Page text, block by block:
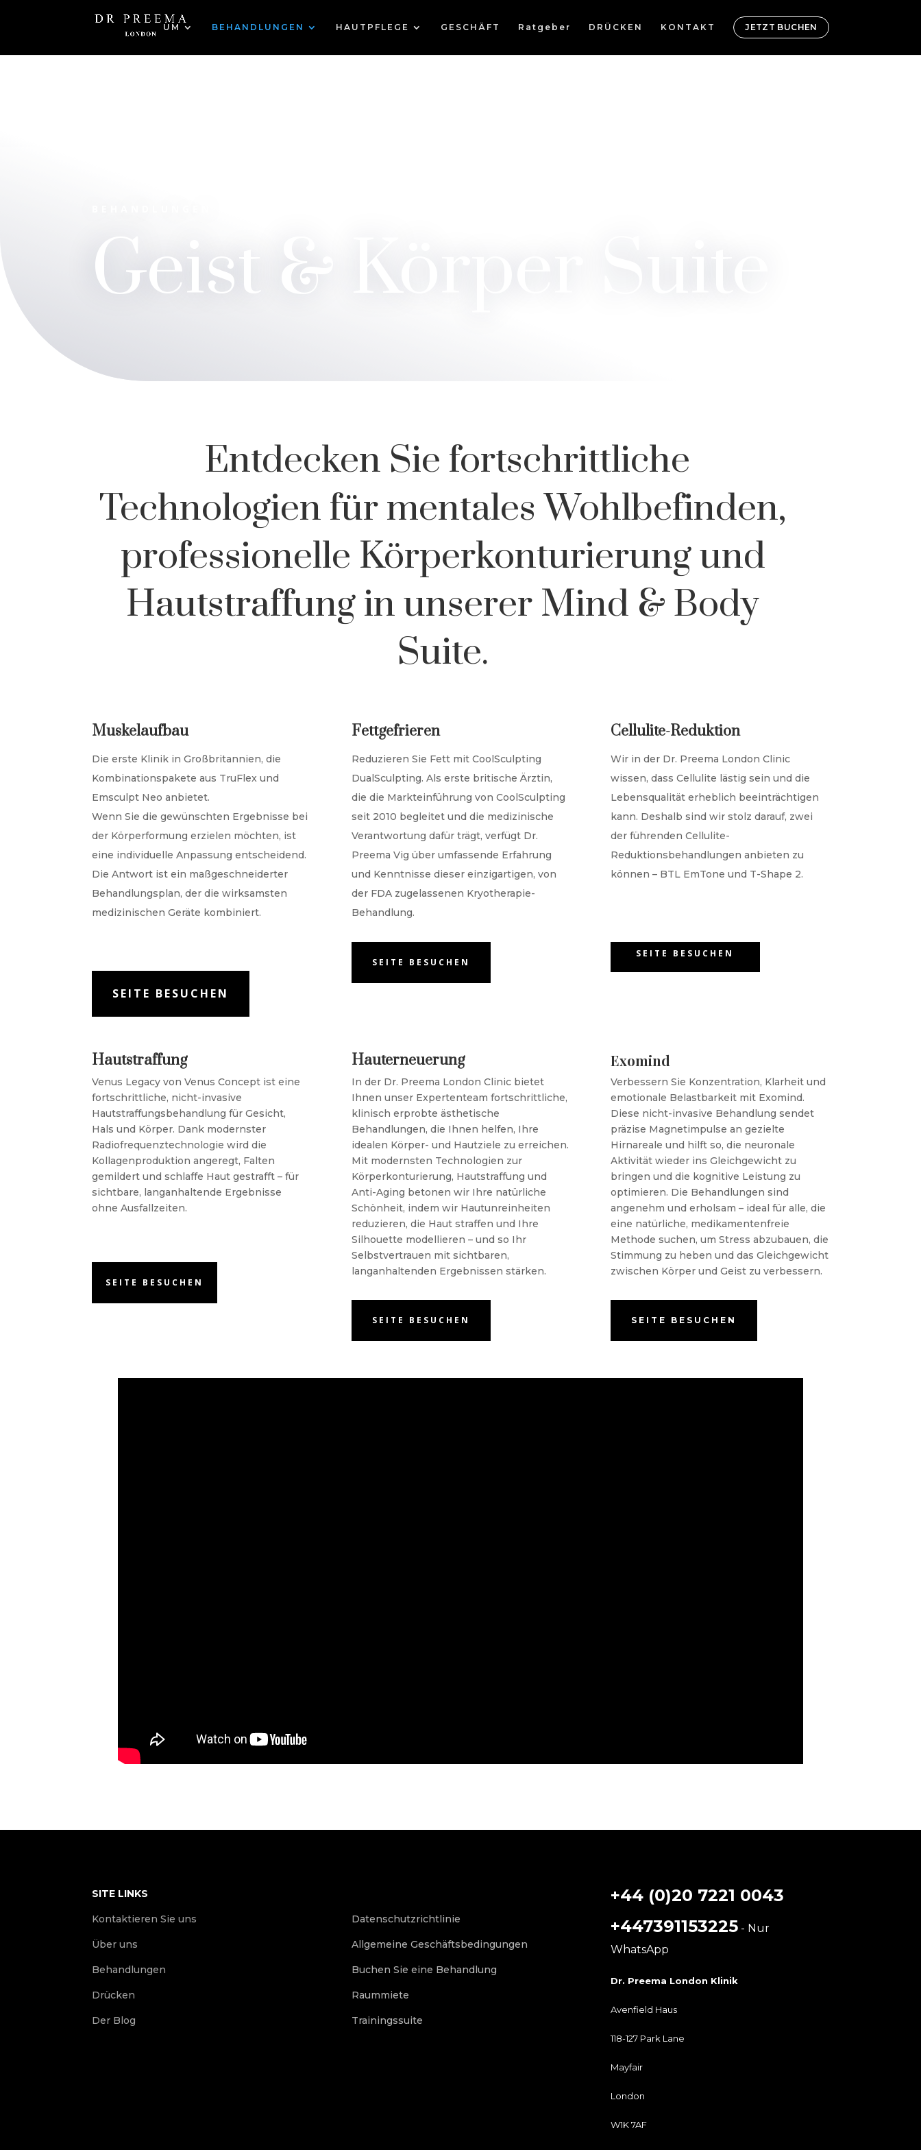
UM BEHANDLUNGEN HAUTPFLEGE GESCHÄFT Ratgeber DRÜCKEN KONTAKT JETZT BUCHEN
Geist & Körper Suite
Entdecken Sie fortschrittliche
Technologien für mentales Wohlbefinden,
professionelle Körperkonturierung und
Hautstraffung in unserer Mind & Body
Suite.
Muskelaufbau
Die erste Klinik in Großbritannien, die
Kombinationspakete aus TruFlex und
Emsculpt Neo anbietet.
Wenn Sie die gewünschten Ergebnisse bei
der Körperformung erzielen möchten, ist
eine individuelle Anpassung entscheidend.
Die Antwort ist ein maßgeschneiderter
Behandlungsplan, der die wirksamsten
medizinischen Geräte kombiniert.
SEITE BESUCHEN
Fettgefrieren
Reduzieren Sie Fett mit CoolSculpting
DualSculpting. Als erste britische Ärztin,
die die Markteinführung von CoolSculpting
seit 2010 begleitet und die medizinische
Verantwortung dafür trägt, verfügt Dr.
Preema Vig über umfassende Erfahrung
und Kenntnisse dieser einzigartigen, von
der FDA zugelassenen Kryotherapie-
Behandlung.
SEITE BESUCHEN
Cellulite-Reduktion
Wir in der Dr. Preema London Clinic
wissen, dass Cellulite lästig sein und die
Lebensqualität erheblich beeinträchtigen
kann. Deshalb sind wir stolz darauf, zwei
der führenden Cellulite-
Reduktionsbehandlungen anbieten zu
können – BTL EmTone und T-Shape 2.
SEITE BESUCHEN
Hautstraffung
Venus Legacy von Venus Concept ist eine
fortschrittliche, nicht-invasive
Hautstraffungsbehandlung für Gesicht,
Hals und Körper. Dank modernster
Radiofrequenztechnologie wird die
Kollagenproduktion angeregt, Falten
gemildert und schlaffe Haut gestrafft – für
sichtbare, langanhaltende Ergebnisse
ohne Ausfallzeiten.
SEITE BESUCHEN
Hauterneuerung
In der Dr. Preema London Clinic bietet
Ihnen unser Expertenteam fortschrittliche,
klinisch erprobte ästhetische
Behandlungen, die Ihnen helfen, Ihre
idealen Körper- und Hautziele zu erreichen.
Mit modernsten Technologien zur
Körperkonturierung, Hautstraffung und
Anti-Aging betonen wir Ihre natürliche
Schönheit, indem wir Hautunreinheiten
reduzieren, die Haut straffen und Ihre
Silhouette modellieren – und so Ihr
Selbstvertrauen mit sichtbaren,
langanhaltenden Ergebnissen stärken.
SEITE BESUCHEN
Exomind
Verbessern Sie Konzentration, Klarheit und
emotionale Belastbarkeit mit Exomind.
Diese nicht-invasive Behandlung sendet
präzise Magnetimpulse an gezielte
Hirnareale und hilft so, die neuronale
Aktivität wieder ins Gleichgewicht zu
bringen und die kognitive Leistung zu
optimieren. Die Behandlungen sind
angenehm und erholsam – ideal für alle, die
eine natürliche, medikamentenfreie
Methode suchen, um Stress abzubauen, die
Stimmung zu heben und das Gleichgewicht
zwischen Körper und Geist zu verbessern.
SEITE BESUCHEN
SITE LINKS
Kontaktieren Sie uns
Über uns
Behandlungen
Drücken
Der Blog
Datenschutzrichtlinie
Allgemeine Geschäftsbedingungen
Buchen Sie eine Behandlung
Raummiete
Trainingssuite
+44 (0)20 7221 0043
+447391153225- Nur
WhatsApp
Dr. Preema London Klinik
Avenfield Haus
118-127 Park Lane
Mayfair
London
W1K 7AF